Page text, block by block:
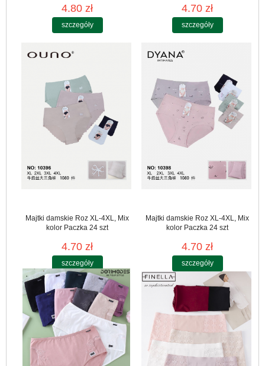
4.80 zł
szczegóły
4.70 zł
szczegóły
Majtki damskie Roz XL-4XL, Mix
kolor Paczka 24 szt
4.70 zł
szczegóły
Majtki damskie Roz XL-4XL, Mix
kolor Paczka 24 szt
4.70 zł
szczegóły